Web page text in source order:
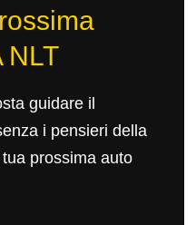
NLT
guidare il
i pensieri della
prossima auto